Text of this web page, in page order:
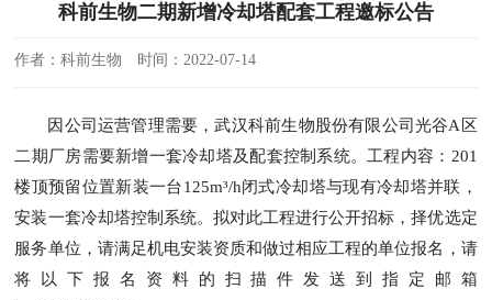
科前生物二期新增冷却塔配套工程邀标公告
作者：科前生物 时间：2022-07-14
因公司运营管理需要，武汉科前生物股份有限公司光谷A区
二期厂房需要新增一套冷却塔及配套控制系统。工程内容：201
楼顶预留位置新装一台125m³/h闭式冷却塔与现有冷却塔并联，
安装一套冷却塔控制系统。拟对此工程进行公开招标，择优选定
服务单位，请满足机电安装资质和做过相应工程的单位报名，请
将以下报名资料的扫描件发送到指定邮箱